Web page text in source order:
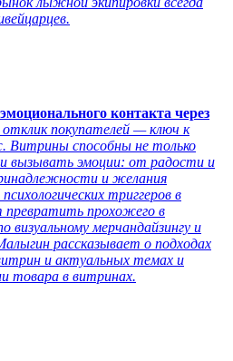
контакта через
покупателей — ключ к
Витрины способны не только
вызывать эмоции: от радости и
и желания
триггеров в
превратить прохожего в
визуальному мерчандайзингу и
рассказывает о подходах
и актуальных темах и
товара в витринах.